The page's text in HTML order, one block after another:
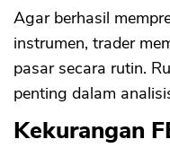
Agar berhasil
instrumen, trader
pasar secara rutin.
penting dalam
Kekurangan